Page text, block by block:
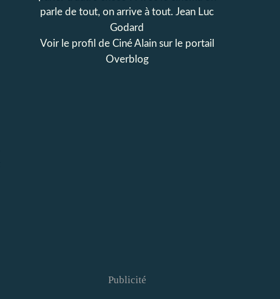
parle de tout, on arrive à tout. Jean Luc
Godard
Voir le profil de Ciné Alainsur le portail
Overblog
Publicité